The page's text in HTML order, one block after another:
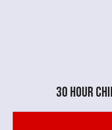
30 hour